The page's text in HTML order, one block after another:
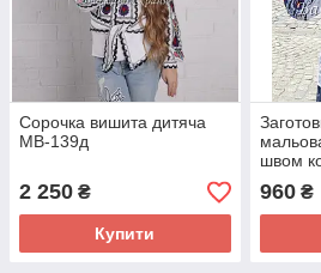
Сорочка вишита дитяча
МВ-139д
2 250 ₴
Купити
швом
БС-139
960₴